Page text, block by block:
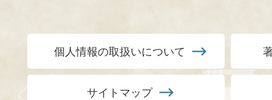
個人情報の取扱いについて
サイトマップ